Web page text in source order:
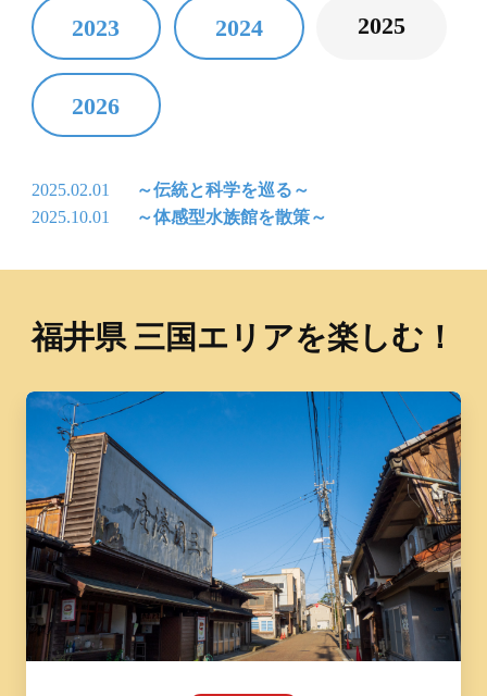
2023 2024 2025
2026
2025.02.01
～伝統と科学を巡る～
2025.10.01
～体感型水族館を散策～
福井県 三国エリアを楽しむ！